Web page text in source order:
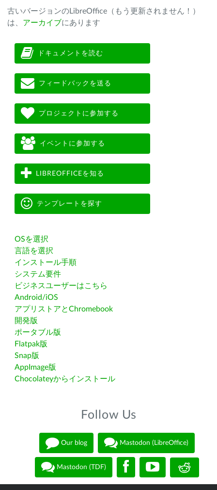
古いバージョンのLibreOffice（もう更新されません！）
は、 アーカイブにあります
ドキュメントを読む
フィードバックを送る
プロジェクトに参加する
イベントに参加する
LIBREOFFICEを知る
テンプレートを探す
OSを選択
言語を選択
インストール手順
システム要件
ビジネスユーザーはこちら
Android/iOS
アプリストアとChromebook
開発版
ポータブル版
Flatpak版
Snap版
AppImage版
Chocolateyからインストール
Follow Us
Our blog Mastodon (LibreOffice)
Mastodon (TDF)